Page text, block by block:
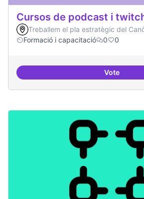
Cursos de podcast i
Treballem el pla estratègic del
Formació i capacitació
0 0
VoteCursos